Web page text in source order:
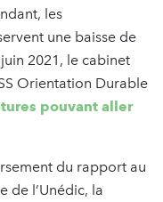
les
une baisse de
2021, le cabinet
Orientation Durable
pouvant aller
du rapport au
de l’Unédic, la